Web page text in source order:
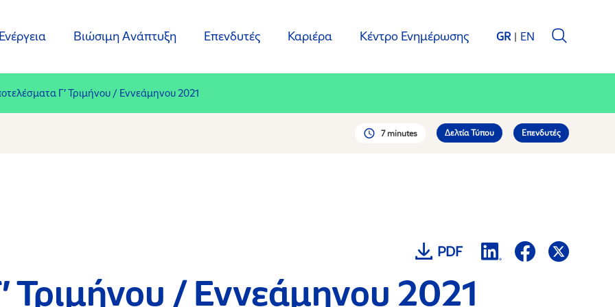
Ενέργεια Βιώσιμη Ανάπτυξη Επενδυτές Καριέρα Κέντρο Ενημέρωσης GR EN
Γ’ Τριμήνου / Εννεάμηνου 2021
7 minutes Δελτία Τύπου Επενδυτές
PDF
Τριμήνου / Εννεάμηνου 2021